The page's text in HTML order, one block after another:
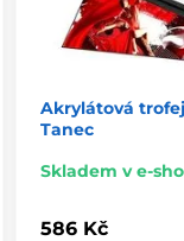
Akrylátová trofej
Tanec
Skladem v e-
586 Kč